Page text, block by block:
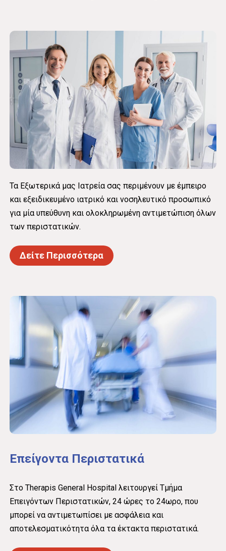
Τα Εξωτερικά μας Ιατρεία σας περιμένουν με έμπειρο
και εξειδικευμένο ιατρικό και νοσηλευτικό προσωπικό
για μία υπεύθυνη και ολοκληρωμένη αντιμετώπιση όλων
των περιστατικών.
Δείτε Περισσότερα
Επείγοντα Περιστατικά
Στο Therapis General Hospital λειτουργεί Τμήμα
Επειγόντων Περιστατικών, 24 ώρες το 24ωρο, που
μπορεί να αντιμετωπίσει με ασφάλεια και
αποτελεσματικότητα όλα τα έκτακτα περιστατικά.